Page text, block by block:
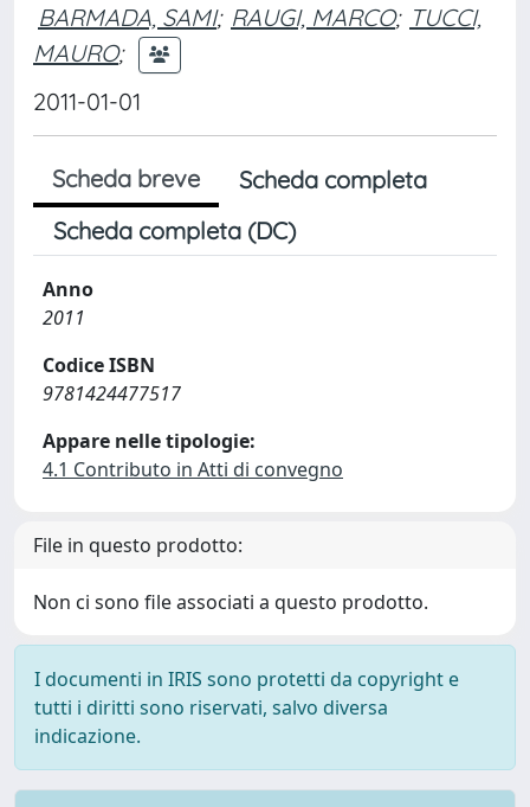
BARMADA, SAMI; RAUGI, MARCO; TUCCI,
MAURO;
2011-01-01
Scheda breve
Scheda completa
Scheda completa (DC)
Anno
2011
Codice ISBN
9781424477517
Appare nelle tipologie:
4.1 Contributo in Atti di convegno
File in questo prodotto:
Non ci sono file associati a questo prodotto.
I documenti in IRIS sono protetti da copyright e
tutti i diritti sono riservati, salvo diversa
indicazione.